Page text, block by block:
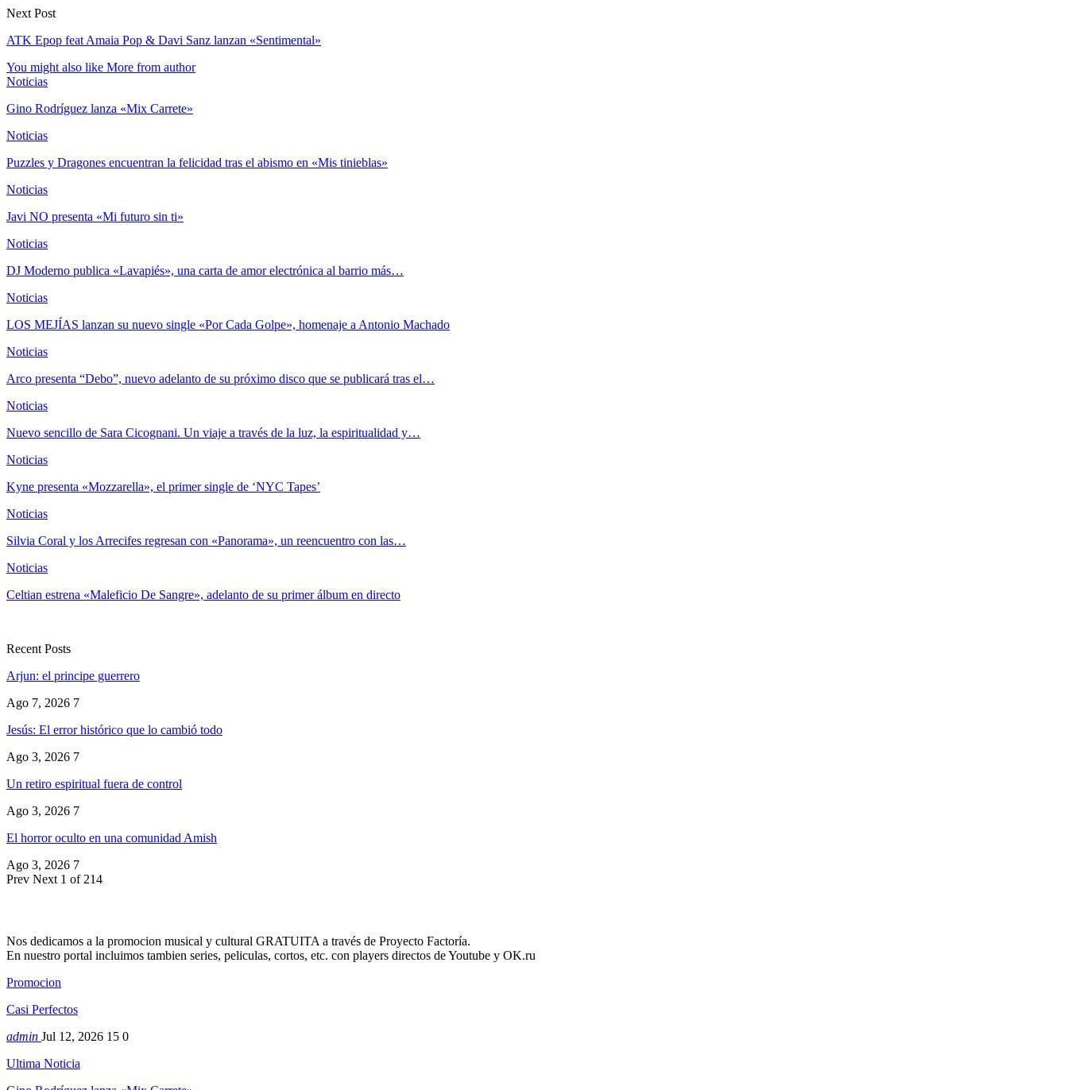
Next Post
ATK Epop feat Amaia Pop & Davi Sanz lanzan «Sentimental»
You might also like More from author
Noticias
Gino Rodríguez lanza «Mix Carrete»
Noticias
Puzzles y Dragones encuentran la felicidad tras el abismo en «Mis tinieblas»
Noticias
Javi NO presenta «Mi futuro sin ti»
Noticias
DJ Moderno publica «Lavapiés», una carta de amor electrónica al barrio más…
Noticias
LOS MEJÍAS lanzan su nuevo single «Por Cada Golpe», homenaje a Antonio Machado
Noticias
Arco presenta “Debo”, nuevo adelanto de su próximo disco que se publicará tras el…
Noticias
Nuevo sencillo de Sara Cicognani. Un viaje a través de la luz, la espiritualidad y…
Noticias
Kyne presenta «Mozzarella», el primer single de ‘NYC Tapes’
Noticias
Silvia Coral y los Arrecifes regresan con «Panorama», un reencuentro con las…
Noticias
Celtian estrena «Maleficio De Sangre», adelanto de su primer álbum en directo
Recent Posts
Arjun: el principe guerrero
Ago 7, 2026 7
Jesús: El error histórico que lo cambió todo
Ago 3, 2026 7
Un retiro espiritual fuera de control
Ago 3, 2026 7
El horror oculto en una comunidad Amish
Ago 3, 2026 7
Prev Next 1 of 214
Nos dedicamos a la promocion musical y cultural GRATUITA a través de Proyecto Factoría.
En nuestro portal incluimos tambien series, peliculas, cortos, etc. con players directos de Youtube y OK.ru
Promocion
Casi Perfectos
admin Jul 12, 2026 15 0
Ultima Noticia